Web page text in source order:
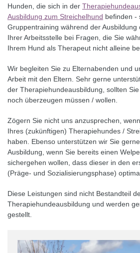
Hunden, die sich in der
Ausbildung zum Streichelhund befinden -
Gruppentraining während der Ausbildung
Ihrer Arbeitsstelle bei Fragen, die Sie
Ihrem Hund als Therapeut nicht alleine
Wir begleiten Sie zu Elternabenden und
Arbeit mit den Eltern. Sehr gerne
der Therapiehundeausbildung, sollten
noch überzeugen müssen / wollen.
Zögern Sie nicht uns anzusprechen,
Ihres (zukünftigen) Therapiehundes /
haben. Ebenso unterstützen wir Sie
Ausbildung, wenn Sie bereits einen
sichergehen wollen, dass dieser in den
(Präge- und Sozialisierungsphase)
Diese Leistungen sind nicht Bestandteil
Therapiehundeausbildung und werden
gestellt.